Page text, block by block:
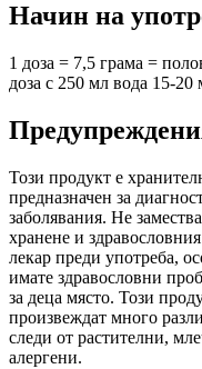
Начин на
1 доза = 7,5 грама =
доза с 250 мл вода 15-
Този продукт е
предназначен за
заболявания. Не
хранене и
лекар преди употреба,
имате здравословни
за деца място. Този
произвеждат много
следи от растителни,
алергени.